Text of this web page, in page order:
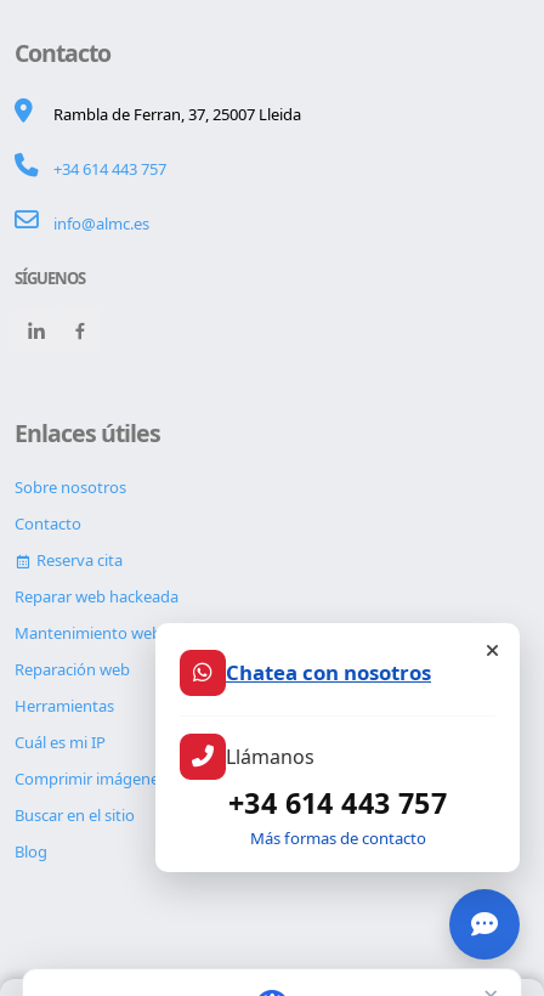
Contacto
Rambla de Ferran, 37, 25007 Lleida
+34 614 443 757
info@almc.es
SÍGUENOS
Enlaces útiles
Sobre nosotros
Contacto
Reserva cita
Reparar web hackeada
Mantenimiento web
Reparación web
Herramientas
Cuál es mi IP
Comprimir imágenes
Buscar en el sitio
Blog
Chatea con nosotros
Llámanos
+34 614 443 757
Más formas de contacto